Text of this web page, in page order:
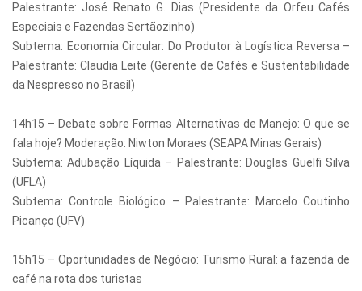
Palestrante: José Renato G. Dias (Presidente da Orfeu Cafés
Especiais e Fazendas Sertãozinho)
Subtema: Economia Circular: Do Produtor à Logística Reversa –
Palestrante: Claudia Leite (Gerente de Cafés e Sustentabilidade
da Nespresso no Brasil)
14h15 – Debate sobre Formas Alternativas de Manejo: O que se
fala hoje? Moderação: Niwton Moraes (SEAPA Minas Gerais)
Subtema: Adubação Líquida – Palestrante: Douglas Guelfi Silva
(UFLA)
Subtema: Controle Biológico – Palestrante: Marcelo Coutinho
Picanço (UFV)
15h15 – Oportunidades de Negócio: Turismo Rural: a fazenda de
café na rota dos turistas